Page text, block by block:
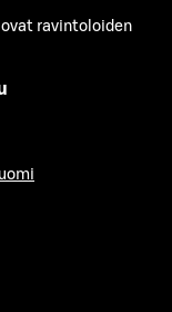
ravintoloiden